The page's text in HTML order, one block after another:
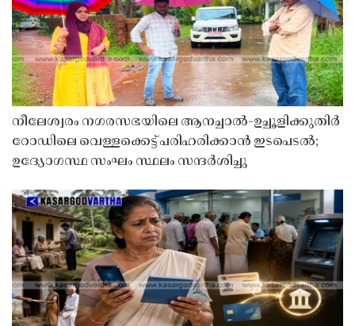
നീലേശ്വരം നഗരസഭയിലെ ആനച്ചാൽ-ഉച്ചൂളിക്കുതിർ
റോഡിലെ വെള്ളക്കെട്ട് പരിഹരിക്കാൻ ഇടപെടൽ;
ഉദ്യോഗസ്ഥ സംഘം സ്ഥലം സന്ദർശിച്ചു